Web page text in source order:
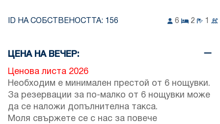
ID НА СОБСТВЕНОСТТА: 156 6 2 1
ЦЕНА НА ВЕЧЕР:
Ценова листа 2026
Необходим е минимален престой от 6 нощувки.
За резервации за по-малко от 6 нощувки може
да се наложи допълнителна такса.
Моля свържете се с нас за повече